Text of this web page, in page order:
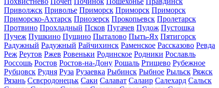
Приволжск Приволье Приморск Приморск Приморск
Приморско-Ахтарск Приозерск Прокопьевск Пролетарск
Протвино Прохладный Псков Пугачев Пудож Пустошка
Пучеж Пушкино Пущино Пыталово Пыть-Ях Пятигорск
Радужный Радужный Райчихинск Раменское Рассказово Ревда
Реж Реутов Ржев Ровеньки Родинское Родники Рославль
Россошь Ростов Ростов-на-Дону Рошаль Ртищево Рубежное
Рубцовск Рудня Руза Рузаевка Рыбинск Рыбное Рыльск Ряжск
Рязань Сєвєродонецьк Саки Салават Салаир Салехард Сальск